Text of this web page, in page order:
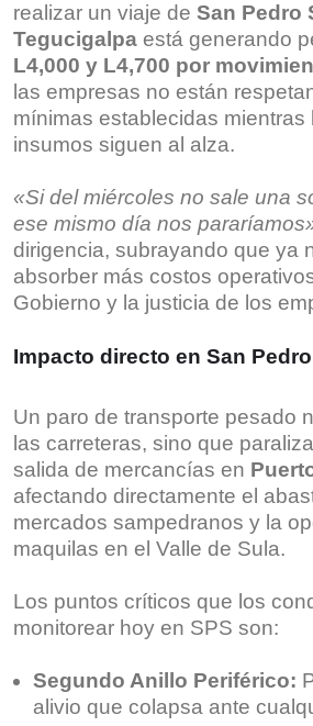
realizar un viaje de San Pedro
Tegucigalpa está generando
L4,000 y L4,700 por
las empresas no están
mínimas establecidas mientras
insumos siguen al alza.
«Si del miércoles no sale una
ese mismo día nos
dirigencia, subrayando que ya
absorber más costos
Gobierno y la justicia de los
Impacto directo en San
Un paro de transporte pesado
las carreteras, sino que
salida de mercancías en
afectando directamente el
mercados sampedranos y la
maquilas en el Valle de Sula.
Los puntos críticos que los
monitorear hoy en SPS son:
Segundo Anillo Periférico:
alivio que colapsa ante